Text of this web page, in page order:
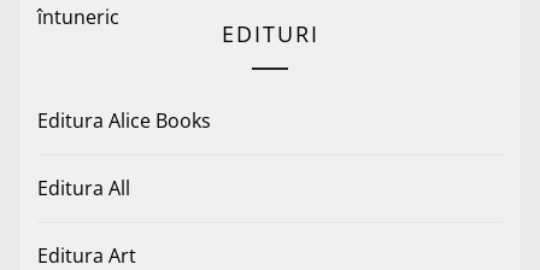
EDITURI
Editura Alice Books
Editura All
Editura Art